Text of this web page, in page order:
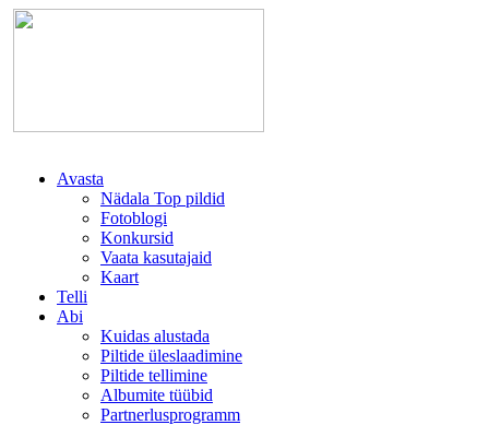
Avasta
Nädala Top pildid
Fotoblogi
Konkursid
Vaata kasutajaid
Kaart
Telli
Abi
Kuidas alustada
Piltide üleslaadimine
Piltide tellimine
Albumite tüübid
Partnerlusprogramm